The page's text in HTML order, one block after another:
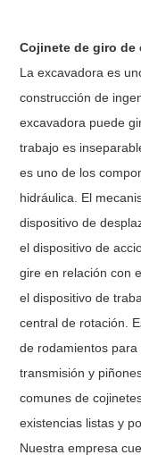
Cojinete de giro de
La excavadora es
construcción de
excavadora puede
trabajo es
es uno de los
hidráulica. El
dispositivo de
el dispositivo de
gire en relación con
el dispositivo de
central de rotación.
de rodamientos
transmisión y
comunes de
existencias listas y
Nuestra empresa